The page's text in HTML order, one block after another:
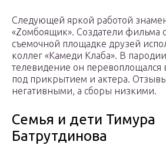
Следующей яркой работой
«Zомбоящик». Создатели фильма
съемочной площадке друзей
коллег «Камеди Клаба». В
телевидение он перевоплощался
под прикрытием и актера.
негативными, а сборы низкими.
Семья и дети Тимура
Батрутдинова